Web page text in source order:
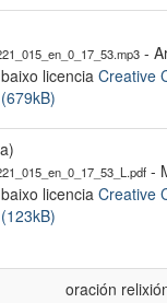
-
licencia Creative
-
licencia Creative
oración